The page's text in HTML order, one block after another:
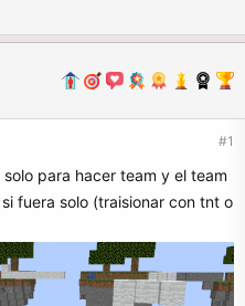
#1
para hacer team y el team
fuera solo (traisionar con tnt o